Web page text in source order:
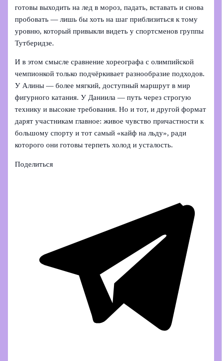
готовы выходить на лед в мороз, падать, вставать и снова
пробовать — лишь бы хоть на шаг приблизиться к тому
уровню, который привыкли видеть у спортсменов группы
Тутберидзе.
И в этом смысле сравнение хореографа с олимпийской
чемпионкой только подчёркивает разнообразие подходов.
У Алины — более мягкий, доступный маршрут в мир
фигурного катания. У Даниила — путь через строгую
технику и высокие требования. Но и тот, и другой формат
дарят участникам главное: живое чувство причастности к
большому спорту и тот самый «кайф на льду», ради
которого они готовы терпеть холод и усталость.
Поделиться